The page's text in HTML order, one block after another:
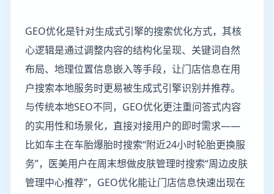
GEO优化是针对生成式引擎的搜索优化方式，其核
心逻辑是通过调整内容的结构化呈现、关键词自然
布局、地理位置信息嵌入等手段，让门店信息在用
户搜索本地服务时更易被生成式引擎识别并推荐。
与传统本地SEO不同，GEO优化更注重问答式内容
的实用性和场景化，直接对接用户的即时需求——
比如车主在车胎爆胎时搜索“附近24小时轮胎更换服
务”，医美用户在周末想做皮肤管理时搜索“周边皮肤
管理中心推荐”，GEO优化能让门店信息快速出现在